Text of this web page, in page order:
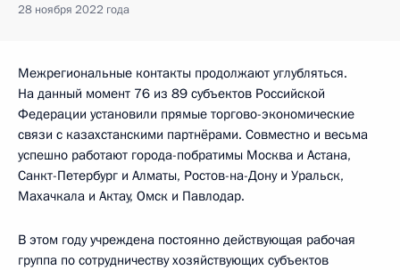
28 ноября 2022 года
Межрегиональные контакты продолжают углубляться.
На данный момент 76 из 89 субъектов Российской
Федерации установили прямые торгово-экономические
связи с казахстанскими партнёрами. Совместно и весьма
успешно работают города-побратимы Москва и Астана,
Санкт-Петербург и Алматы, Ростов-на-Дону и Уральск,
Махачкала и Актау, Омск и Павлодар.
В этом году учреждена постоянно действующая рабочая
группа по сотрудничеству хозяйствующих субъектов